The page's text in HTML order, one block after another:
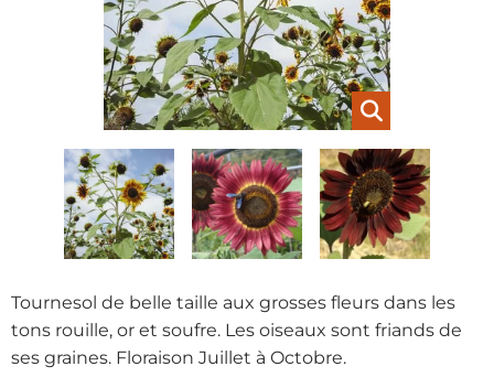
Tournesol de belle taille aux grosses fleurs dans les
tons rouille, or et soufre. Les oiseaux sont friands de
ses graines. Floraison Juillet à Octobre.